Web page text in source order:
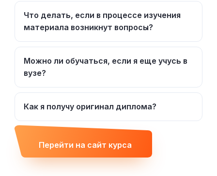
Что делать, если в процессе изучения
материала возникнут вопросы?
Можно ли обучаться, если я еще учусь в
вузе?
Как я получу оригинал диплома?
Перейти на сайт курса